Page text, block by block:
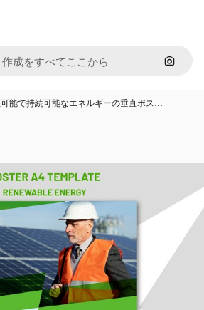
画像で
能で持続可能なエネルギーの垂直ポス…